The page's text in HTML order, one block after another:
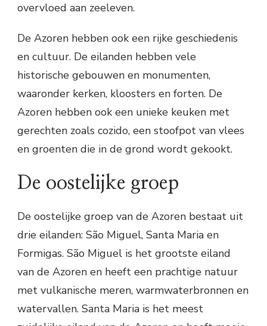
overvloed aan zeeleven.
De Azoren hebben ook een rijke geschiedenis
en cultuur. De eilanden hebben vele
historische gebouwen en monumenten,
waaronder kerken, kloosters en forten. De
Azoren hebben ook een unieke keuken met
gerechten zoals cozido, een stoofpot van vlees
en groenten die in de grond wordt gekookt.
De oostelijke groep
De oostelijke groep van de Azoren bestaat uit
drie eilanden: São Miguel, Santa Maria en
Formigas. São Miguel is het grootste eiland
van de Azoren en heeft een prachtige natuur
met vulkanische meren, warmwaterbronnen en
watervallen. Santa Maria is het meest